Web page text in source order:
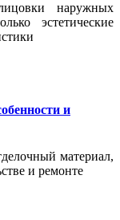
наружных
эстетические
и
материал,
и ремонте